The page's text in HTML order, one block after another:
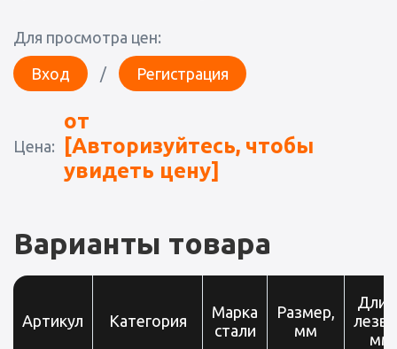
Для просмотра цен:
Вход / Регистрация
Цена:
от
[Авторизуйтесь, чтобы
увидеть цену]
Варианты товара
Артикул Категория
Марка
стали
Размер,
мм
мм